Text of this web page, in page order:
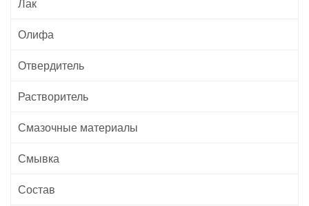
Олифа
Отвердитель
Растворитель
Смазочные материалы
Смывка
Состав